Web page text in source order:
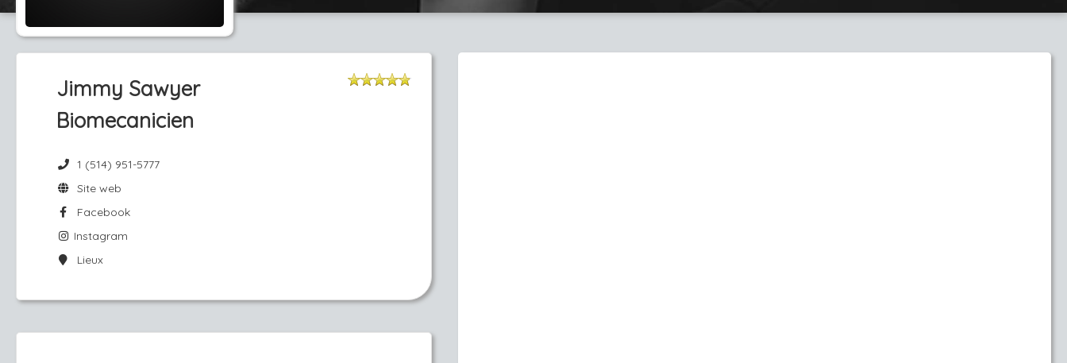
Jimmy Sawyer
Biomecanicien
1 (514) 951-5777
Site web
Facebook
Instagram
Lieux